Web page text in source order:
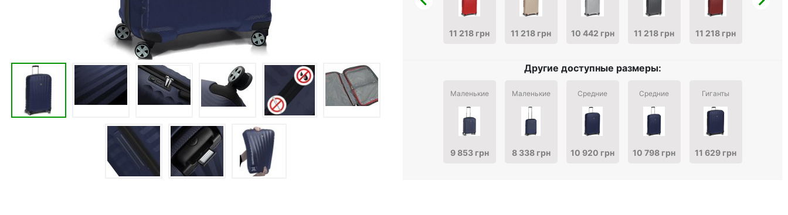
11 218 грн 11 218 грн 10 442 грн 11 218 грн 11 218 грн
Другие доступные размеры:
Маленькие
9 853 грн
Маленькие
8 338 грн
Средние
10 920 грн
Средние
10 798 грн
Гиганты
11 629 грн